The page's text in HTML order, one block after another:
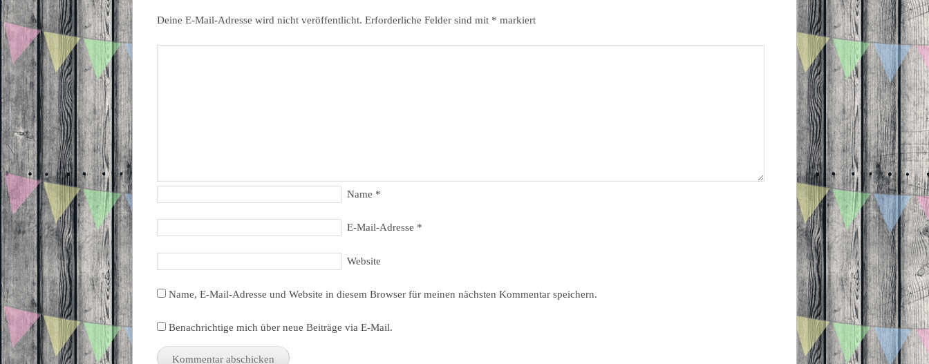
Deine E-Mail-Adresse wird nicht veröffentlicht. Erforderliche Felder sind mit * markiert
Name *
E-Mail-Adresse *
Website
Name, E-Mail-Adresse und Website in diesem Browser für meinen nächsten Kommentar speichern.
Benachrichtige mich über neue Beiträge via E-Mail.